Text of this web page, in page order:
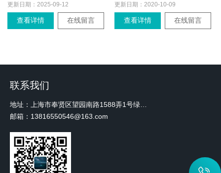
更新日期： 2025-09-12
查看详情 在线留言
更新日期： 2020-10-09
查看详情 在线留言
联系我们
地址：上海市奉贤区望园南路1588弄1号绿地未来中心A3 2110室
邮箱：13816550546@163.com